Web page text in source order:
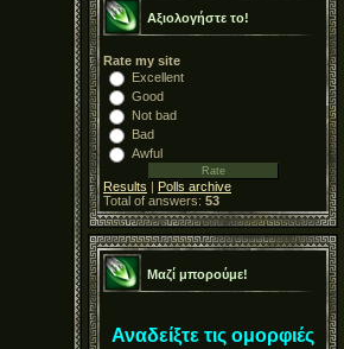
Αξιολογήστε το!
Rate my site
Excellent
Good
Not bad
Bad
Awful
Results | Polls archive
Total of answers: 53
Μαζί μπορούμε!
Αναδείξτε τις ομορφιές